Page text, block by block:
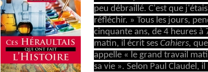
peu débraillé. C'est que
réfléchir. » Tous les jours,
cinquante ans, de 4 heures à
matin, il écrit sesCahiers,
appelle « le grand travail
sa vie ».Selon Paul Claudel,